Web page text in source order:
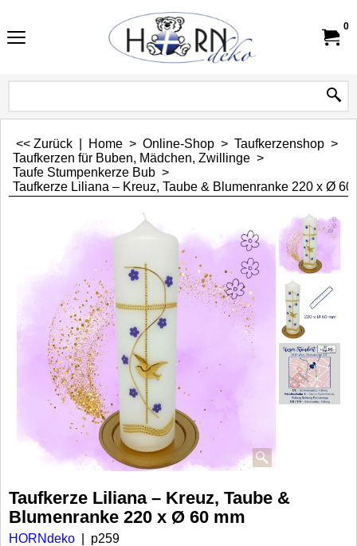
0
<< Zurück Home > Online-Shop > Taufkerzenshop >
Taufkerzen für Buben, Mädchen, Zwillinge >
Taufe Stumpenkerze Bub >
Taufkerze Liliana – Kreuz, Taube & Blumenranke 220 x Ø 60
Taufkerze Liliana – Kreuz, Taube &
Blumenranke 220 x Ø 60 mm
HORNdeko p259